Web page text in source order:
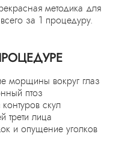
методика для
за 1 процедуру.
морщины вокруг глаз
птоз
скул
трети лица
и опущение уголков